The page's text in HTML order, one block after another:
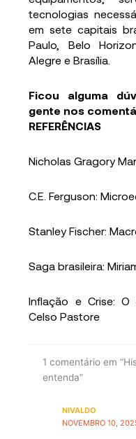
tecnologias
em sete capitais
Paulo, Belo
Alegre e Brasília.
Ficou alguma
gente nos
REFERÊNCIAS
Nicholas Gragory
C.E. Ferguson:
Stanley Fischer:
Saga brasileira:
Inflação e Crise:
Celso Pastore
1 comentário em
entenda”
NIVALDO
NOVEMBRO 10,